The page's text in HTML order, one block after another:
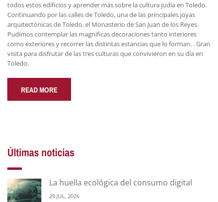
todos estos edificios y aprender más sobre la cultura judía en Toledo.
Continuando por las calles de Toledo, una de las principales joyas
arquitectónicas de Toledo, el Monasterio de San Juan de los Reyes.
Pudimos contemplar las magnificas decoraciones tanto interiores
como exteriores y recorrer las distintas estancias que lo forman. . Gran
visita para disfrutar de las tres culturas que convivieron en su día en
Toledo.
READ MORE
Últimas noticias
La huella ecológica del consumo digital
29 JUL, 2026